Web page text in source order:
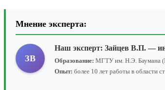
Мнение эксперта:
ЗВ
Наш эксперт: Зайцев В.П. —
Образование: МГТУ им. Н.Э. Баумана
Опыт: более 10 лет работы в области